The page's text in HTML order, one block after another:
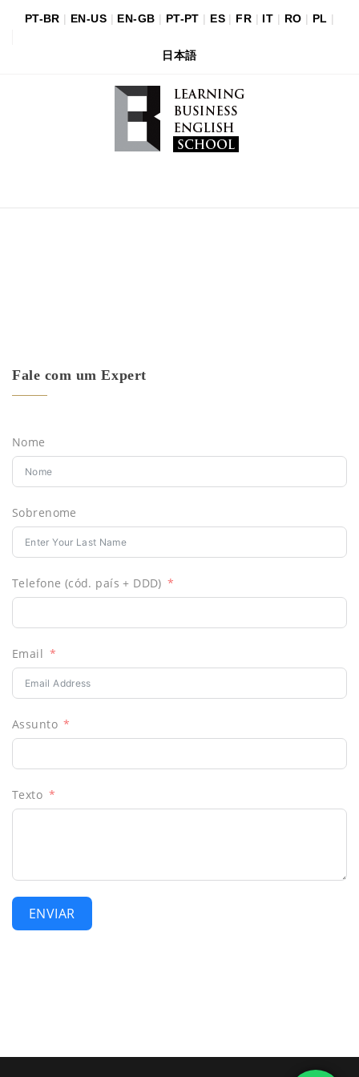
PT-BR | EN-US | EN-GB | PT-PT | ES | FR | IT | RO | PL |
日本語
Fale com um Expert
Nome
Sobrenome
Telefone (cód. país + DDD)
Email
Assunto
Texto
ENVIAR